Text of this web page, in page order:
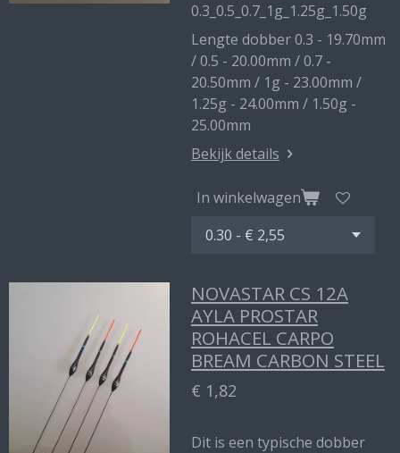
0.3_0.5_0.7_1g_1.25g_1.50g
Lengte dobber 0.3 - 19.70mm
/ 0.5 - 20.00mm / 0.7 -
20.50mm / 1g - 23.00mm /
1.25g - 24.00mm / 1.50g -
25.00mm
Bekijk details
In winkelwagen
NOVASTAR CS 12A
AYLA PROSTAR
ROHACEL CARPO
BREAM CARBON STEEL
€ 1,82
Dit is een typische dobber